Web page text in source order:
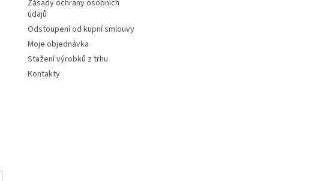
Zásady ochrany osobních
údajů
Odstoupení od kupní smlouvy
Moje objednávka
Stažení výrobků z trhu
Kontakty